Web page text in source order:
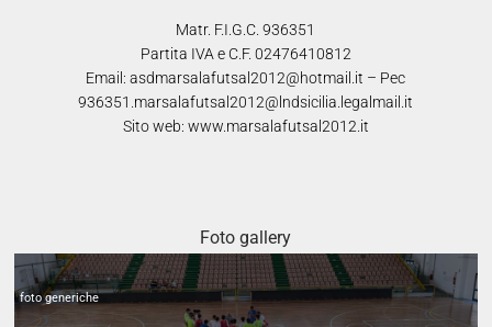
Matr. F.I.G.C. 936351
Partita IVA e C.F. 02476410812
Email: asdmarsalafutsal2012@hotmail.it – Pec
936351.marsalafutsal2012@lndsicilia.legalmail.it
Sito web: www.marsalafutsal2012.it
Foto gallery
Alcuni scatti preparazione stag.2024-2025
foto generiche